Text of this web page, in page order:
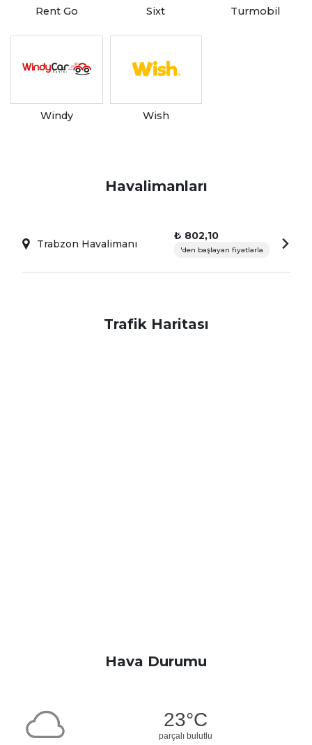
Rent Go Sixt Turmobil
Windy Wish
Havalimanları
Trabzon Havalimanı
₺ 802,10
'den başlayan fiyatlarla
Trafik Haritası
Hava Durumu
23°C
parçalı bulutlu